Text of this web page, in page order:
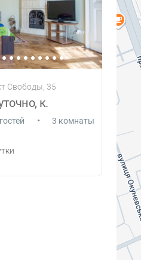
Свободы, 35
к.
• 3 комнаты